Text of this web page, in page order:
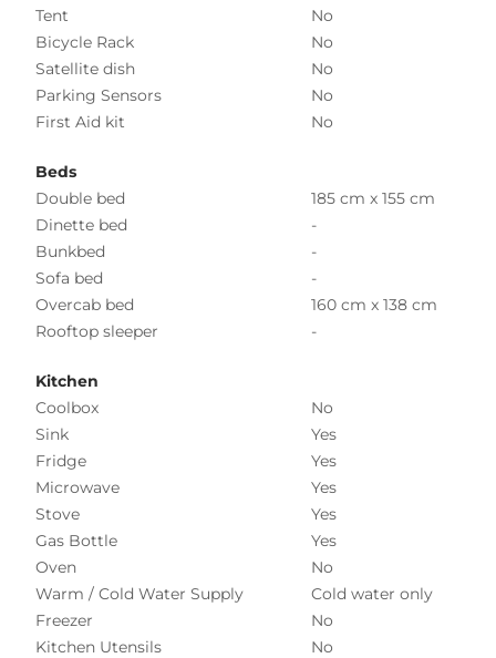
Tent
No
Bicycle Rack
No
Satellite dish
No
Parking Sensors
No
First Aid kit
No
Beds
Double bed
185 cm x 155 cm
Dinette bed
-
Bunkbed
-
Sofa bed
-
Overcab bed
160 cm x 138 cm
Rooftop sleeper
-
Kitchen
Coolbox
No
Sink
Yes
Fridge
Yes
Microwave
Yes
Stove
Yes
Gas Bottle
Yes
Oven
No
Warm / Cold Water Supply
Cold water only
Freezer
No
Kitchen Utensils
No